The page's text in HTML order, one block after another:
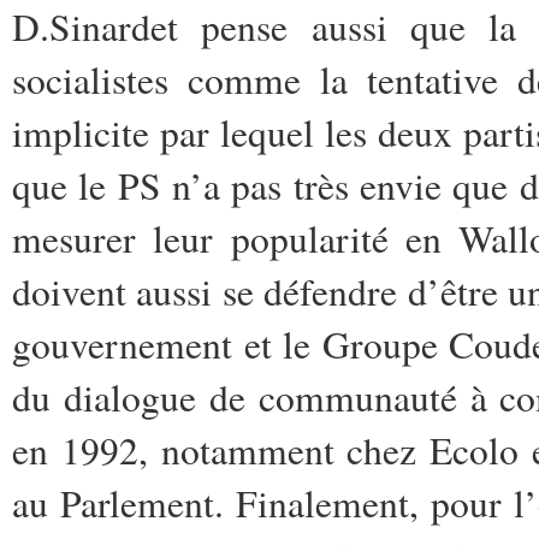
D.Sinardet pense aussi que
socialistes comme la
implicite par lequel les deux
que le PS n’a pas très envie
mesurer leur popularité en
doivent aussi se défendre d’être
gouvernement et le Groupe
du dialogue de communauté à
en 1992, notamment chez
au Parlement. Finalement, pour